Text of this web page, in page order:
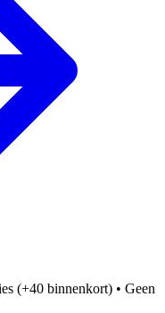
(+40 binnenkort) • Geen